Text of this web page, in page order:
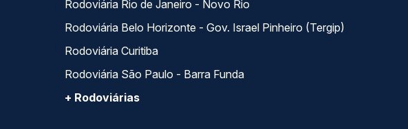
Rodoviária Rio de Janeiro - Novo Rio
Rodoviária Belo Horizonte - Gov. Israel Pinheiro (Tergip)
Rodoviária Curitiba
Rodoviária São Paulo - Barra Funda
+ Rodoviárias